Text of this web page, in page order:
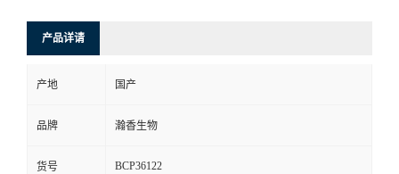
产品详请
产地 国产
品牌 瀚香生物
货号 BCP36122